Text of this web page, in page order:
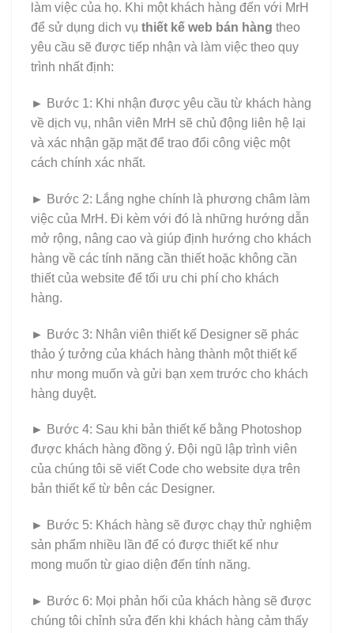
làm việc của họ. Khi một khách hàng đến với MrH
để sử dụng dich vụ thiết kế web bán hàng theo
yêu cầu sẽ được tiếp nhận và làm việc theo quy
trình nhất định:
► Bước 1: Khi nhận được yêu cầu từ khách hàng
về dịch vụ, nhân viên MrH sẽ chủ động liên hệ lại
và xác nhận gặp mặt để trao đổi công việc một
cách chính xác nhất.
► Bước 2: Lắng nghe chính là phương châm làm
việc của MrH. Đi kèm với đó là những hướng dẫn
mở rộng, nâng cao và giúp định hướng cho khách
hàng về các tính năng cần thiết hoặc không cần
thiết của website để tối ưu chi phí cho khách
hàng.
► Bước 3: Nhân viên thiết kế Designer sẽ phác
thảo ý tưởng của khách hàng thành một thiết kế
như mong muốn và gửi bạn xem trước cho khách
hàng duyệt.
► Bước 4: Sau khi bản thiết kế bằng Photoshop
được khách hàng đồng ý. Đội ngũ lập trình viên
của chúng tôi sẽ viết Code cho website dựa trên
bản thiết kế từ bên các Designer.
► Bước 5: Khách hàng sẽ được chạy thử nghiệm
sản phẩm nhiều lần để có được thiết kế như
mong muốn từ giao diện đến tính năng.
► Bước 6: Mọi phản hối của khách hàng sẽ được
chúng tôi chỉnh sửa đến khi khách hàng cảm thấy